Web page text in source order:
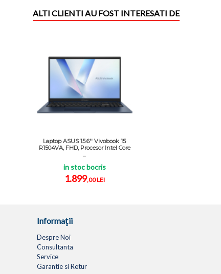
ALTI CLIENTI AU FOST INTERESATI DE
Laptop ASUS 15.6'' Vivobook 15
R1504VA, FHD, Procesor Intel Core
...
in stoc bocris
1.899,00 LEI
Informaţii
Despre Noi
Consultanta
Service
Garantie si Retur